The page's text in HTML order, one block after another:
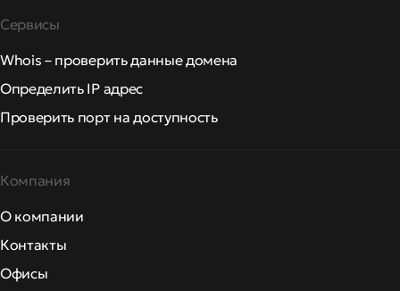
Сервисы
Whois – проверить данные домена
Определить IP адрес
Проверить порт на доступность
Компания
О компании
Контакты
Офисы